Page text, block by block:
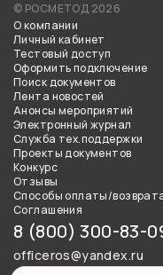
© РОСМЕТОД 2026
О компании
Личный кабинет
Тестовый доступ
Оформить подключение
Поиск документов
Лента новостей
Анонсы мероприятий
Электронный журнал
Служба тех.поддержки
Проекты документов
Конкурс
Отзывы
Способы оплаты/
Соглашения
8 (800) 300-83-
officeros@yandex.ru